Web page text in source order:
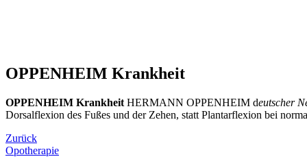
OPPENHEIM Krankheit
OPPENHEIM Krankheit HERMANN OPPENHEIM deutscher
Dorsalflexion des Fußes und der Zehen, statt Plantarflexion bei
Zurück
Opotherapie